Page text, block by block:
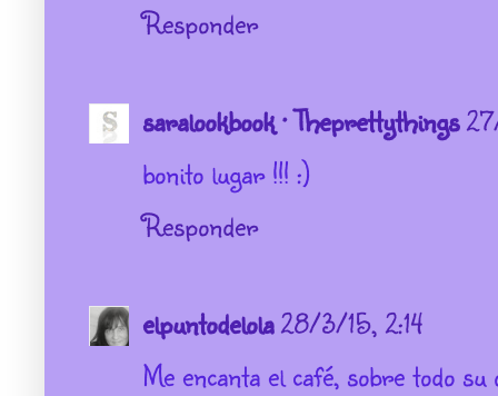
Responder
saralookbook · Theprettythings
bonito lugar !!! :)
Responder
elpuntodelola28/3/15, 2:14
Me encanta el café, sobre todo